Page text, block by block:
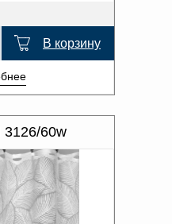
В корзину
60w